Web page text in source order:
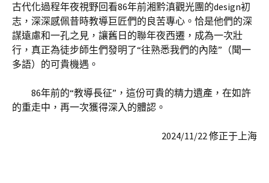
古代化過程年夜視野回看86年前湘黔滇觀光團的design初
志，深深感佩昔時教導巨匠們的良苦專心。恰是他們的深
謀遠慮和一孔之見，讓舊日的聯年夜西遷，成為一次壯
行，真正為徒步師生們發明了“往熟悉我們的內陸”（聞一
多語）的可貴機遇。
86年前的“教導長征”，這份可貴的精力遺產，在如許
的重走中，再一次獲得深入的體認。
2024/11/22 修正于上海